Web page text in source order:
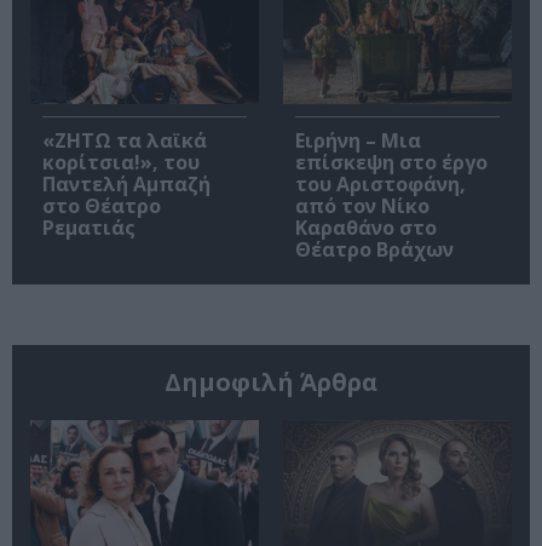
«ΖΗΤΩ τα λαϊκά
κορίτσια!», του
Παντελή Αμπαζή
στο Θέατρο
Ρεματιάς
Ειρήνη – Μια
επίσκεψη στο έργο
του Αριστοφάνη,
από τον Νίκο
Καραθάνο στο
Θέατρο Βράχων
Δημοφιλή Άρθρα